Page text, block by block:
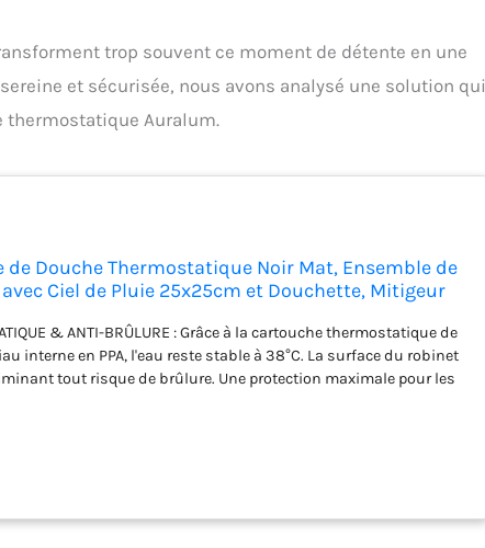
trop souvent ce moment de détente en une
et sécurisée, nous avons analysé une solution qui
thermostatique Auralum.
de Douche Thermostatique Noir Mat, Ensemble de
Ciel de Pluie 25x25cm et Douchette, Mitigeur
& ANTI-BRÛLURE : Grâce à la cartouche thermostatique de
interne en PPA, l'eau reste stable à 38°C. La surface du robinet
tout risque de brûlure. Une protection maximale pour les
ACIDE) : La finition noire mate par galvanisation a passé avec
de sel acide (Niveau 9, 24h). Elle résiste à la corrosion, à
rayures. Un nettoyage facile pour garder un aspect neuf et
années d'utilisation quotidienne. INSTALLATION RÉNOVATION
: La barre allongée (jusqu'à 1240mm) est conçue pour